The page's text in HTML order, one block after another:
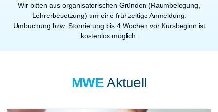
Wir bitten aus organisatorischen Gründen (Raumbelegung,
Lehrerbesetzung) um eine frühzeitige Anmeldung.
Umbuchung bzw. Stornierung bis 4 Wochen vor Kursbeginn ist
kostenlos möglich.
MWEAktuell